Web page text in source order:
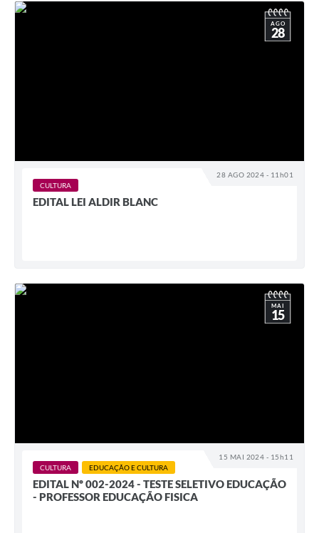
28 AGO 2024 - 11h01
AGO
28
CULTURA
EDITAL LEI ALDIR BLANC
15 MAI 2024 - 15h11
MAI
15
CULTURA EDUCAÇÃO E CULTURA
EDITAL Nº 002-2024 - TESTE SELETIVO EDUCAÇÃO
- PROFESSOR EDUCAÇÃO FISICA